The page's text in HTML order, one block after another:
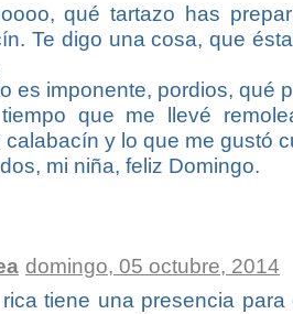
qué tartazo has
Te digo una cosa, que
es imponente, pordios, qué
que me llevé
calabacín y lo que me gustó
mi niña, feliz Domingo.
domingo, 05 octubre, 2014
tiene una presencia para